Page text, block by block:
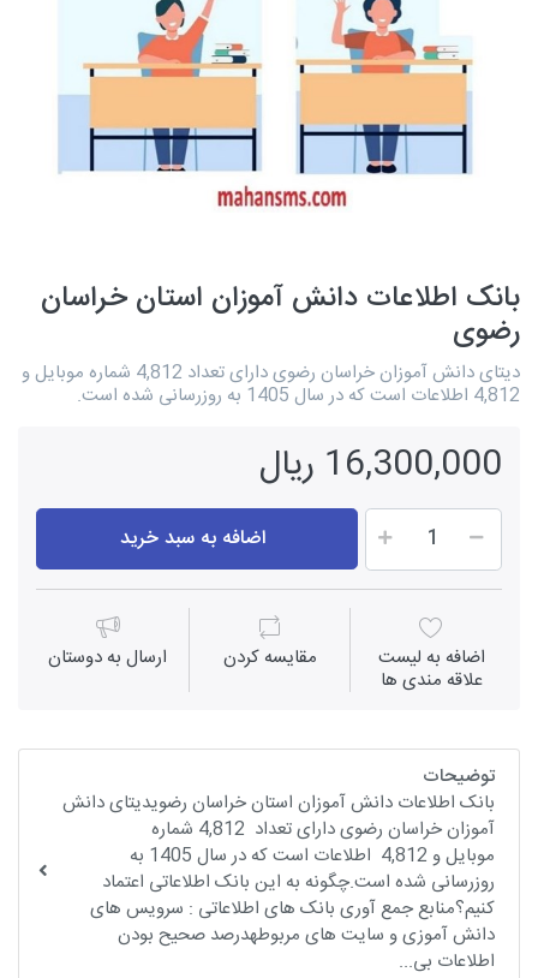
بانک اطلاعات دانش آموزان استان خراسان
رضوی
دیتای دانش آموزان خراسان رضوی دارای تعداد 4,812 شماره موبایل و
4,812 اطلاعات است که در سال 1405 به روزرسانی شده است.
16,300,000 ریال
اضافه به سبد خرید
اضافه به لیست
علاقه مندی ها
مقايسه كردن ارسال به دوستان
توضیحات
بانک اطلاعات دانش آموزان استان خراسان رضویدیتای دانش
آموزان خراسان رضوی دارای تعداد 4,812 شماره
موبایل و 4,812 اطلاعات است که در سال 1405 به
روزرسانی شده است.چگونه به این بانک اطلاعاتی اعتماد
کنیم؟منابع جمع آوری بانک های اطلاعاتی : سرویس های
دانش آموزی و سایت های مربوطهدرصد صحیح بودن
اطلاعات بی...